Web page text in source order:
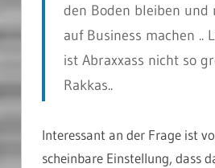
den Boden bleiben und
auf Business machen ..
ist Abraxxass nicht so
Rakkas..
Interessant an der Frage ist
scheinbare Einstellung, dass